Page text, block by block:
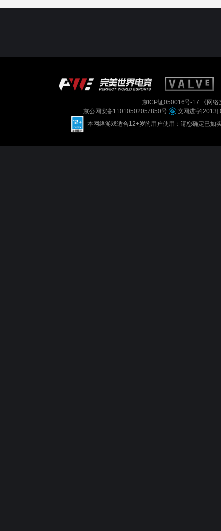
京ICP证050016号-17
《网
京公网安备11010502057850号
文网进字[2013]
本网络游戏适合12+岁的用户使用：请您确定已如